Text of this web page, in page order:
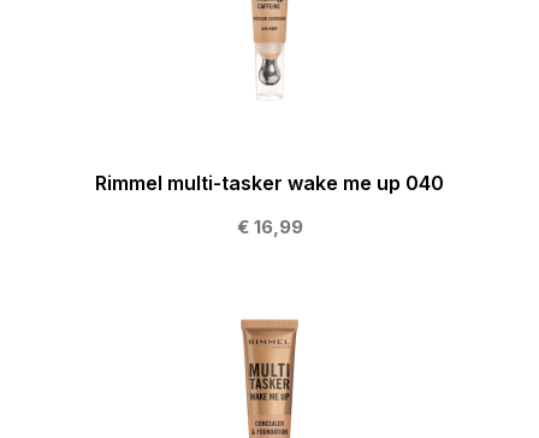
Rimmel multi-tasker wake me up 040
€ 16,99